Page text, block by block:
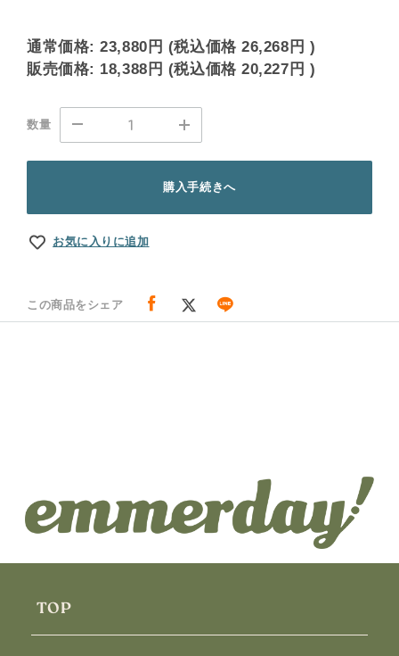
通常価格:23,880円 (税込価格26,268円 )
販売価格: 18,388円 (税込価格20,227円 )
数量
購入手続きへ
お気に入りに追加
この商品をシェア
TOP